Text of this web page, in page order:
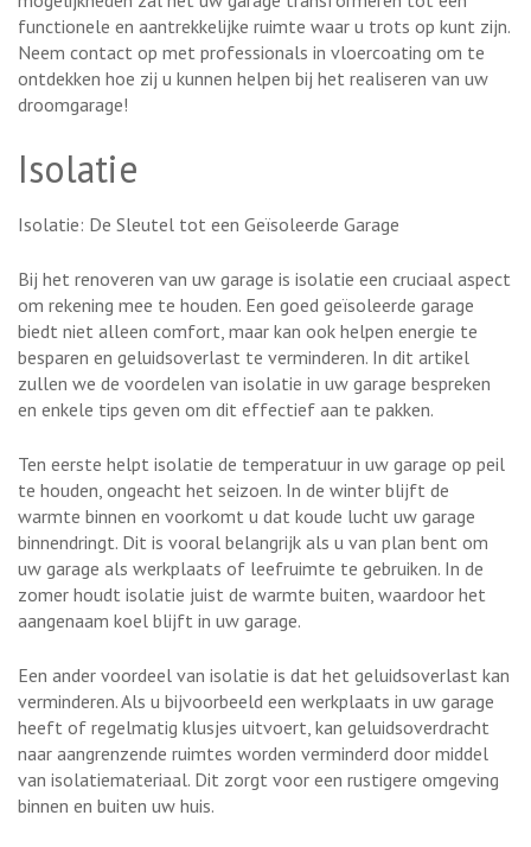
functionele en aantrekkelijke ruimte waar u trots op kunt zijn.
Neem contact op met professionals in vloercoating om te
ontdekken hoe zij u kunnen helpen bij het realiseren van uw
droomgarage!
Isolatie
Isolatie: De Sleutel tot een Geïsoleerde Garage
Bij het renoveren van uw garage is isolatie een cruciaal aspect
om rekening mee te houden. Een goed geïsoleerde garage
biedt niet alleen comfort, maar kan ook helpen energie te
besparen en geluidsoverlast te verminderen. In dit artikel
zullen we de voordelen van isolatie in uw garage bespreken
en enkele tips geven om dit effectief aan te pakken.
Ten eerste helpt isolatie de temperatuur in uw garage op peil
te houden, ongeacht het seizoen. In de winter blijft de
warmte binnen en voorkomt u dat koude lucht uw garage
binnendringt. Dit is vooral belangrijk als u van plan bent om
uw garage als werkplaats of leefruimte te gebruiken. In de
zomer houdt isolatie juist de warmte buiten, waardoor het
aangenaam koel blijft in uw garage.
Een ander voordeel van isolatie is dat het geluidsoverlast kan
verminderen. Als u bijvoorbeeld een werkplaats in uw garage
heeft of regelmatig klusjes uitvoert, kan geluidsoverdracht
naar aangrenzende ruimtes worden verminderd door middel
van isolatiemateriaal. Dit zorgt voor een rustigere omgeving
binnen en buiten uw huis.